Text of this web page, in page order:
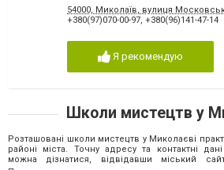
54000, Миколаїв, вулиця
+380(97)070-00-97, +380(96)141-47-14
Я рекомендую
Школи мистецтв у
Розташовані школи мистецтв у Миколаєві
районі міста. Точну адресу та контактні
можна дізнатися, відвідавши міський